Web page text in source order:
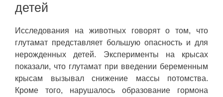
детей
Исследования на животных говорят о том, что
глутамат представляет большую опасность и для
нерожденных детей. Эксперименты на крысах
показали, что глутамат при введении беременным
крысам вызывал снижение массы потомства.
Кроме того, нарушалось образование гормона